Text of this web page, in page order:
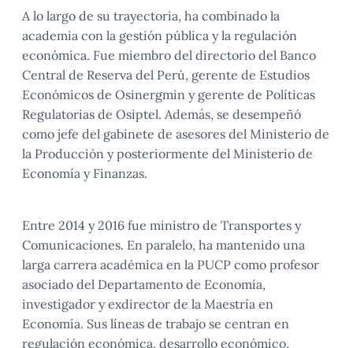
A lo largo de su trayectoria, ha combinado la
academia con la gestión pública y la regulación
económica. Fue miembro del directorio del Banco
Central de Reserva del Perú, gerente de Estudios
Económicos de Osinergmin y gerente de Políticas
Regulatorias de Osiptel. Además, se desempeñó
como jefe del gabinete de asesores del Ministerio de
la Producción y posteriormente del Ministerio de
Economía y Finanzas.
Entre 2014 y 2016 fue ministro de Transportes y
Comunicaciones. En paralelo, ha mantenido una
larga carrera académica en la PUCP como profesor
asociado del Departamento de Economía,
investigador y exdirector de la Maestría en
Economía. Sus líneas de trabajo se centran en
regulación económica, desarrollo económico,